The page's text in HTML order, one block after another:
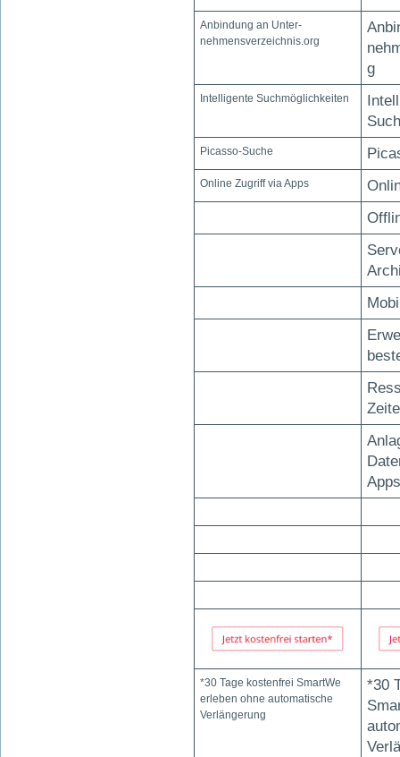
Anbindung an Unter-
nehmensverzeichnis.org
g
Intelligente Suchmöglichkeiten
Picasso-Suche
Online Zugriff via Apps
*30 Tage kostenfrei SmartWe
erleben ohne automatische
Verlängerung
*30